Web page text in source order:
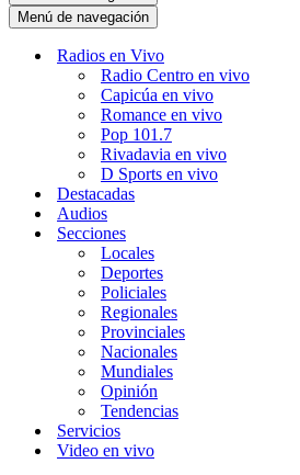
Menú de navegación
Radios en Vivo
Radio Centro en vivo
Capicúa en vivo
Romance en vivo
Pop 101.7
Rivadavia en vivo
D Sports en vivo
Destacadas
Audios
Secciones
Locales
Deportes
Policiales
Regionales
Provinciales
Nacionales
Mundiales
Opinión
Tendencias
Servicios
Video en vivo